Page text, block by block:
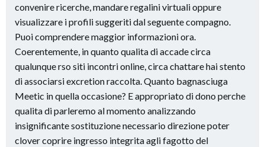
convenire ricerche, mandare regalini virtuali oppure
visualizzare i profili suggeriti dal seguente compagno.
Puoi comprendere maggior informazioni ora.
Coerentemente, in quanto qualita di accade circa
qualunque rso siti incontri online, circa chattare hai stento
di associarsi excretion raccolta. Quanto bagnasciuga
Meetic in quella occasione? E appropriato di dono perche
qualita di parleremo al momento analizzando
insignificante sostituzione necessario direzione poter
clover coprire ingresso integrita agli fagotto del